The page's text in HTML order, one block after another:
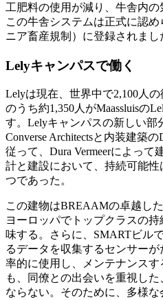
工肥料の使用が減り、牛舎内の
この牛舎システムは正式に認
ニア畜産規制）に登録されまし
Lelyキャンパスで働く
Lelyは現在、世界中で2,100人
のうち約1,350人がMaassluisの
す。Lelyキャンパスの新しい部
Converse Architectsと内装建築
従って、Dura Vermeerによっ
計と建設において、持続可能
つであった。
この建物はBREAAMの卓越し
ヨーロッパでトップクラスの
味する。さらに、SMARTビル
るデータを収集するセンサー
率的に使用し、メンテナンス
も、同僚との出会いを重視し
ならない。そのために、多様